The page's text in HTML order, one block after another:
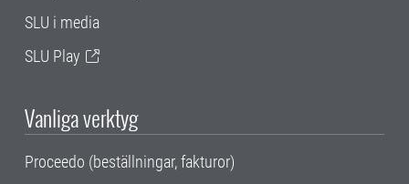
SLU i media
SLU Play
Vanliga verktyg
Proceedo (beställningar, fakturor)